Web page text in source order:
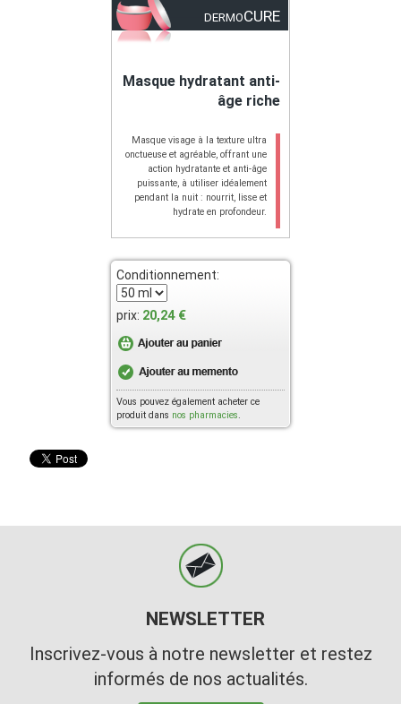
DERMOCURE
Masque hydratant anti-
âge riche
Masque visage à la texture ultra
onctueuse et agréable, offrant une
action hydratante et anti-âge
puissante, à utiliser idéalement
pendant la nuit : nourrit, lisse et
hydrate en profondeur.
Conditionnement:
prix: 20,24 €
Vous pouvez également acheter ce
produit dans nos pharmacies
NEWSLETTER
Inscrivez-vous à notre newsletter et restez
informés de nos actualités.